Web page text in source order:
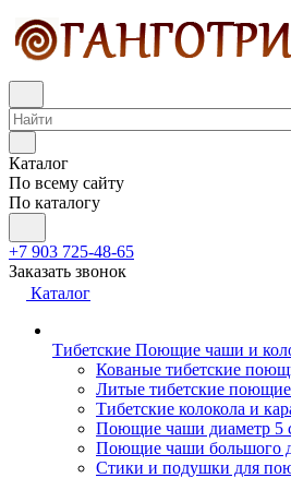
Каталог
По всему сайту
По каталогу
+7 903 725-48-65
Заказать звонок
Каталог
Тибетские Поющие чаши и
Кованые тибетские
Литые тибетские
Тибетские колокола и
Поющие чаши диаметр 5
Поющие чаши большого
Стики и подушки для